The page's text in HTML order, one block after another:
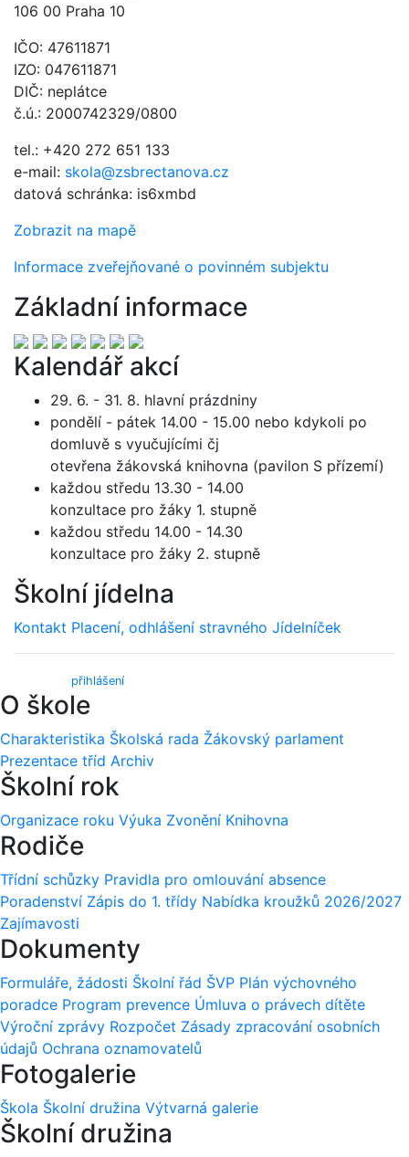
106 00 Praha 10
IČO: 47611871
IZO: 047611871
DIČ: neplátce
č.ú.: 2000742329/0800
tel.: +420 272 651 133
e-mail: skola@zsbrectanova.cz
datová schránka: is6xmbd
Zobrazit na mapě
Informace zveřejňované o povinném subjektu
Základní informace
Kalendář akcí
29. 6. - 31. 8. hlavní prázdniny
pondělí - pátek 14.00 - 15.00 nebo kdykoli po
domluvě s vyučujícími čj
otevřena žákovská knihovna (pavilon S přízemí)
každou středu 13.30 - 14.00
konzultace pro žáky 1. stupně
každou středu 14.00 - 14.30
konzultace pro žáky 2. stupně
Školní jídelna
Kontakt Placení, odhlášení stravného Jídelníček
přihlášení)
O škole
Charakteristika Školská rada Žákovský parlament
Prezentace tříd Archiv
Školní rok
Organizace roku Výuka Zvonění Knihovna
Rodiče
Třídní schůzky Pravidla pro omlouvání absence
Poradenství Zápis do 1. třídy Nabídka kroužků 2026/2027
Zajímavosti
Dokumenty
Formuláře, žádosti Školní řád ŠVP Plán výchovného
poradce Program prevence Úmluva o právech dítěte
Výroční zprávy Rozpočet Zásady zpracování osobních
údajů Ochrana oznamovatelů
Fotogalerie
Škola Školní družina Výtvarná galerie
Školní družina